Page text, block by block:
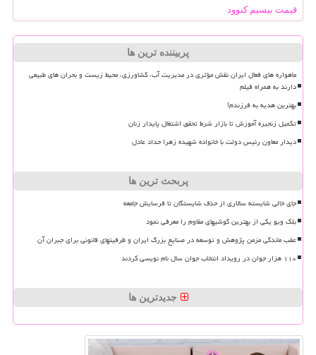
قیمت بیسیم کنوود
پربیننده ترین ها
ماهواره های فعال ایران نقش مؤثری در مدیریت آب، کشاورزی، محیط زیست و بحران های طبیعی
دارند به همراه فیلم
بهترین هدیه به فرزندم!
تکمیل زنجیره آموزش تا بازار شرط تحقق اشتغال پایدار زنان
دیدار معاون رئیس دولت با خانواده شهیده زهرا حداد عادل
پربحث ترین ها
جای خالی شایسته سالاری از حذف شایستگان تا فرسایش جامعه
بلک ویو یکی از بهترین گوشیهای مقاوم را معرفی نمود
عقب ماندگی مزمن پژوهش و توسعه در صنایع بزرگ ایران و ظرفیتهای قانونی برای جبران آن
۱۱۰ هزار جوان در رویداد انتخاب جوان سال نام نویسی کردند
جدیدترین ها